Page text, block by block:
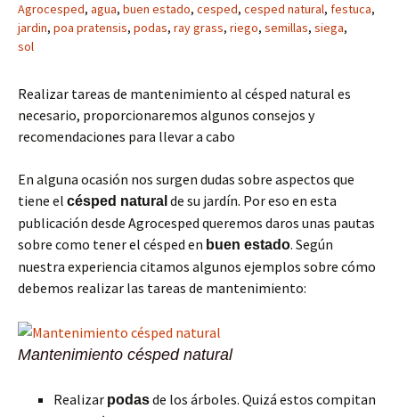
Agrocesped, agua, buen estado, cesped, cesped natural, festuca,
jardin, poa pratensis, podas, ray grass, riego, semillas, siega,
sol
Realizar tareas de mantenimiento al césped natural es
necesario, proporcionaremos algunos consejos y
recomendaciones para llevar a cabo
En alguna ocasión nos surgen dudas sobre aspectos que
tiene el césped natural de su jardín. Por eso en esta
publicación desde Agrocesped queremos daros unas pautas
sobre como tener el césped en buen estado. Según
nuestra experiencia citamos algunos ejemplos sobre cómo
debemos realizar las tareas de mantenimiento:
Mantenimiento césped natural
Realizar podasde los árboles. Quizá estos compitan